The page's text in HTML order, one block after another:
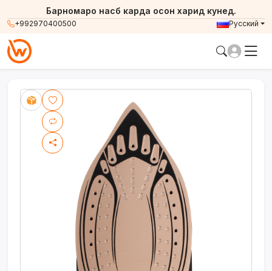
+992970400500
Барномаро насб карда осон харид кунед.
Русский